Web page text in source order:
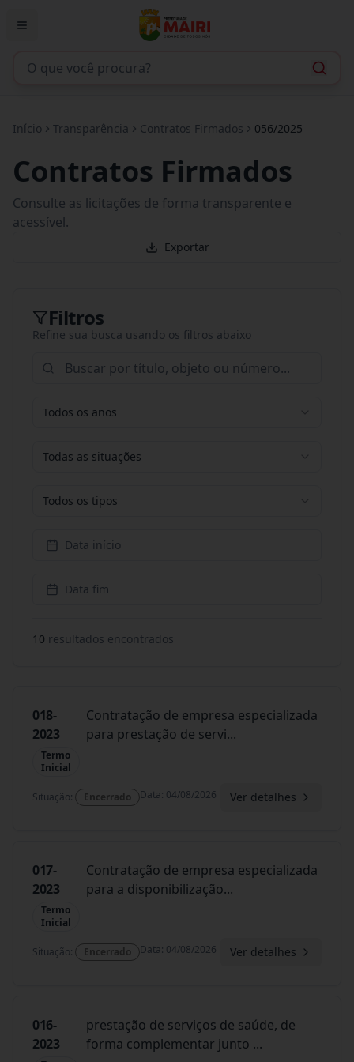
Início Transparência Contratos Firmados 056/2025
Contratos Firmados
Consulte as licitações de forma transparente e
acessível.
Exportar
Filtros
Refine sua busca usando os filtros abaixo
Todos os anos
Todas as situações
Todos os tipos
Data início
Data fim
10 resultados encontrados
018-
2023
Termo
Inicial
Contratação de empresa especializada
para prestação de servi...
Situação: Encerrado Data: 04/08/2026 Ver detalhes
017-
2023
Termo
Inicial
Contratação de empresa especializada
para a disponibilização...
Situação: Encerrado Data: 04/08/2026 Ver detalhes
016-
2023
prestação de serviços de saúde, de
forma complementar junto ...